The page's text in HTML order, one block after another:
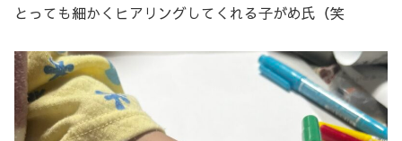
とっても細かくヒアリングしてくれる子がめ氏（笑